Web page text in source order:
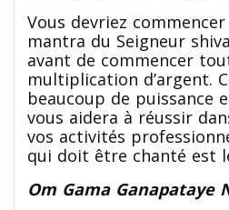
Vous devriez
mantra du Seigneur
avant de commencer
multiplication d’argent.
beaucoup de puissance
vous aidera à réussir
vos activités
qui doit être chanté est
Om Gama Ganapataye